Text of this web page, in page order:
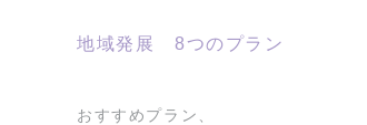
地域発展 8つのプラン
おすすめプラン、